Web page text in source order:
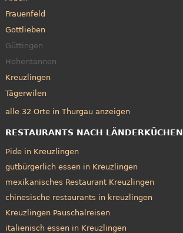
Frauenfeld
Gottlieben
Güttingen
Hohentannen
Kreuzlingen
Tägerwilen
alle 32 Orte in Thurgau anzeigen
RESTAURANTS NACH LÄNDERKÜCHEN
Pide in Kreuzlingen
gutbürgerlich essen in Kreuzlingen
mexikanisches Restaurant Kreuzlingen
chinesische restaurants in kreuzlingen
Kreuzlingen Pauschalreisen
italienisch essen in Kreuzlingen